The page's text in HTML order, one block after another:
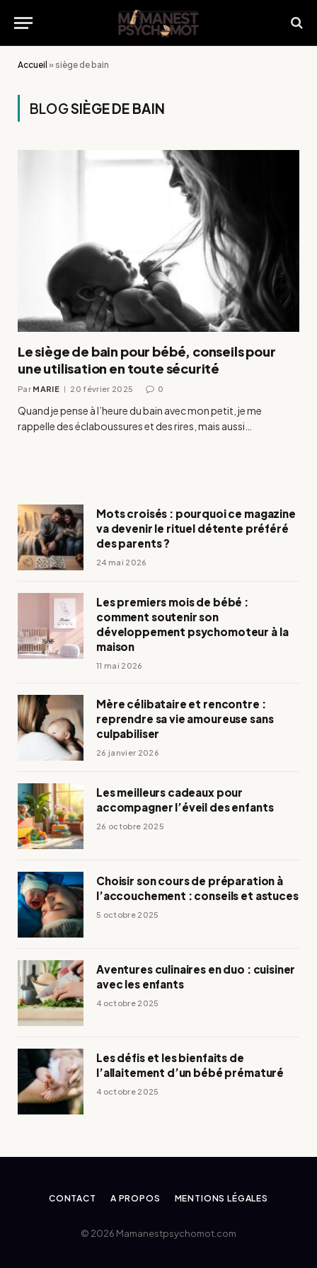
Accueil »siège de bain
BLOGSIÈGE DE BAIN
Le siège de bain pour bébé, conseils pour
une utilisation en toute sécurité
Par MARIE 20 février 2025 0
Quand je pense à l’heure du bain avec mon petit, je me
rappelle des éclaboussures et des rires, mais aussi…
Mots croisés : pourquoi ce magazine
va devenir le rituel détente préféré
des parents ?
24 mai 2026
Les premiers mois de bébé :
comment soutenir son
développement psychomoteur à la
maison
11 mai 2026
Mère célibataire et rencontre :
reprendre sa vie amoureuse sans
culpabiliser
26 janvier 2026
Les meilleurs cadeaux pour
accompagner l’éveil des enfants
26 octobre 2025
Choisir son cours de préparation à
l’accouchement : conseils et astuces
5 octobre 2025
Aventures culinaires en duo : cuisiner
avec les enfants
4 octobre 2025
Les défis et les bienfaits de
l’allaitement d’un bébé prématuré
4 octobre 2025
CONTACT A PROPOS MENTIONS LÉGALES
© 2026 Mamanestpsychomot.com